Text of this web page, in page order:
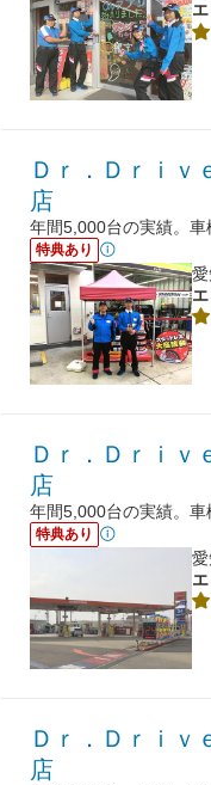
Ｄｒ．Ｄｒｉｖ
店
年間5,000台の実績。
特典あり
Ｄｒ．Ｄｒｉｖ
店
年間5,000台の実績。
特典あり
Ｄｒ．Ｄｒｉｖ
店